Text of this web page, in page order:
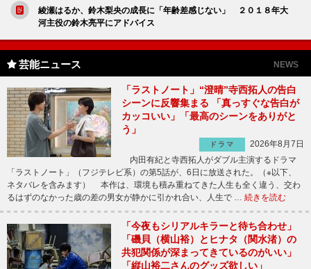
綾瀬はるか、鈴木梨央の成長に「年齢差感じない」 ２０１８年大
河主役の鈴木亮平にアドバイス
芸能ニュース NEWS
「ラストノート」“澄晴”寺西拓人の告白
シーンに反響集まる 「真っすぐな告白が
カッコいい」「最高のシーンをありがと
う」
ドラマ
2026年8月7日
内田有紀と寺西拓人がダブル主演するドラマ
「ラストノート」（フジテレビ系）の第5話が、6日に放送された。（※以下、
ネタバレを含みます） 本作は、環境も積み重ねてきた人生も全く違う、交わ
るはずのなかった歳の差の男女が静かに引かれ合い、人生で … 続きを読む
「今夜もシリアルキラーと待ち合わせ」
「磯貝（横山裕）とヒナタ（関水渚）の
共犯関係が深まってきているのがいい」
「縦山裕二さんのグッズ欲しい」